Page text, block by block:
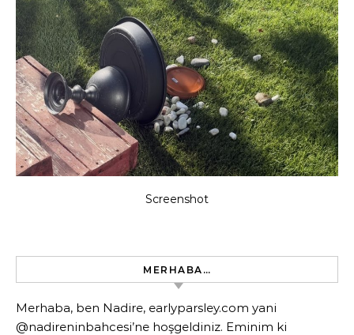
Screenshot
MERHABA…
Merhaba, ben Nadire, earlyparsley.com yani
@nadireninbahcesi’ne hoşgeldiniz. Eminim ki